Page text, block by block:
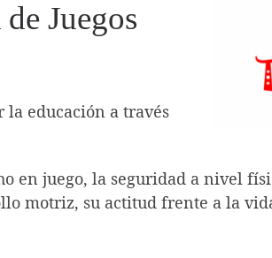
Juegos
educación a través
en juego, la seguridad a nivel
motriz, su actitud frente a la